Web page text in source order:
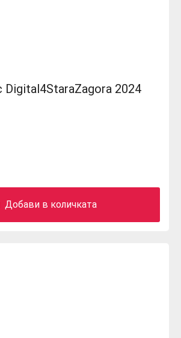
Digital4StaraZagora 2024
Добави в количката